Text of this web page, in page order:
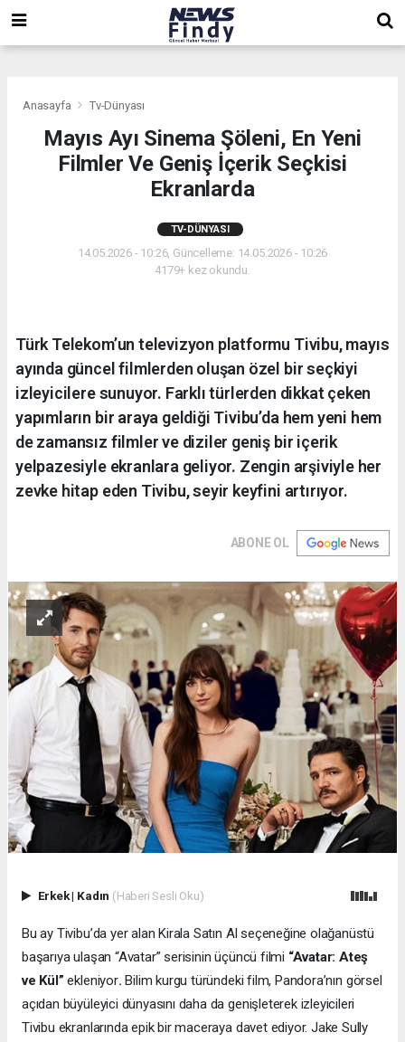
Anasayfa Tv-Dünyası
Mayıs Ayı Sinema Şöleni, En Yeni
Filmler Ve Geniş İçerik Seçkisi
Ekranlarda
TV-DÜNYASI
14.05.2026 - 10:26, Güncelleme: 14.05.2026 - 10:26
4179+ kez okundu.
Türk Telekom’un televizyon platformu Tivibu, mayıs
ayında güncel filmlerden oluşan özel bir seçkiyi
izleyicilere sunuyor. Farklı türlerden dikkat çeken
yapımların bir araya geldiği Tivibu’da hem yeni hem
de zamansız filmler ve diziler geniş bir içerik
yelpazesiyle ekranlara geliyor. Zengin arşiviyle her
zevke hitap eden Tivibu, seyir keyfini artırıyor.
ABONE OL
Erkek| Kadın (Haberi Sesli Oku)
Bu ay Tivibu’da yer alan Kirala Satın Al seçeneğine olağanüstü
başarıya ulaşan “Avatar” serisinin üçüncü filmi “Avatar: Ateş
ve Kül”ekleniyor.Bilim kurgu türündeki film, Pandora’nın görsel
açıdan büyüleyici dünyasını daha da genişleterek izleyicileri
Tivibu ekranlarında epik bir maceraya davet ediyor. Jake Sully